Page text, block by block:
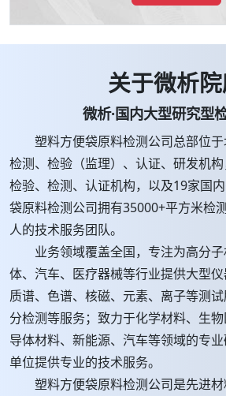
关于微析
微析·国内大型研究型
塑料方便袋原料检测公司总部位
检测、检验（监理）、认证、研发机构
检验、检测、认证机构，以及19家国
袋原料检测公司拥有35000+平方米检
人的技术服务团队。
业务领域覆盖全国，专注为高分
体、汽车、医疗器械等行业提供大型仪
质谱、色谱、核磁、元素、离子等测
分检测等服务；致力于化学材料、生
导体材料、新能源、汽车等领域的专
单位提供专业的技术服务。
塑料方便袋原料检测公司是先进材